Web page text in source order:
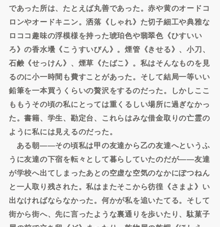
であった所は、たとえば丸善であった。赤や黄のオードコ
ロンやオードキニン。洒落《しゃれ》た切子細工や典雅な
ロココ趣味の浮模様を持った琥珀色や翡翠色《ひすいい
ろ》の香水壜《こうすいびん》。煙管《きせる》、小刀、
石鹸《せっけん》、煙草《たばこ》。私はそんなものを見
るのに小一時間も費すことがあった。そして結局一等いい
鉛筆を一本買うくらいの贅沢をするのだった。しかしここ
ももうその頃の私にとっては重くるしい場所に過ぎなかっ
た。書籍、学生、勘定台、これらはみな借金取りの亡霊の
ように私には見えるのだった。
ある朝――その頃私は甲の友達から乙の友達へというふ
うに友達の下宿を転々として暮らしていたのだが――友達
が学校へ出てしまったあとの空虚な空気のなかにぽつねん
と一人取り残された。私はまたそこから彷徨《さまよ》い
出なければならなかった。何かが私を追いたてる。そして
街から街へ、先に言ったような裏通りを歩いたり、駄菓子